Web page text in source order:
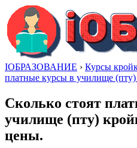
IОБРАЗОВАНИЕ › Курсы
платные курсы в училище
Сколько стоят
училище (пту)
цены.